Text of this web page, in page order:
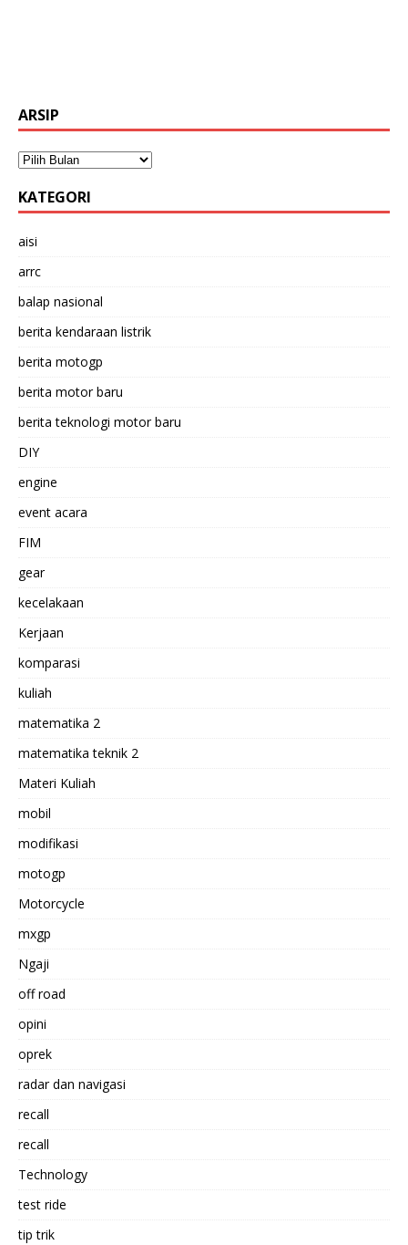
ARSIP
KATEGORI
aisi
arrc
balap nasional
berita kendaraan listrik
berita motogp
berita motor baru
berita teknologi motor baru
DIY
engine
event acara
FIM
gear
kecelakaan
Kerjaan
komparasi
kuliah
matematika 2
matematika teknik 2
Materi Kuliah
mobil
modifikasi
motogp
Motorcycle
mxgp
Ngaji
off road
opini
oprek
radar dan navigasi
recall
recall
Technology
test ride
tip trik